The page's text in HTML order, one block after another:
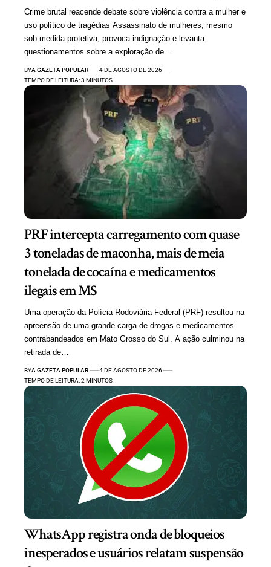
Crime brutal reacende debate sobre violência contra a mulher e
uso político de tragédias Assassinato de mulheres, mesmo
sob medida protetiva, provoca indignação e levanta
questionamentos sobre a exploração de…
BYA GAZETA POPULAR
4 DE AGOSTO DE 2026
TEMPO DE LEITURA: 3 MINUTOS
PRF intercepta carregamento com quase
3 toneladas de maconha, mais de meia
tonelada de cocaína e medicamentos
ilegais em MS
Uma operação da Polícia Rodoviária Federal (PRF) resultou na
apreensão de uma grande carga de drogas e medicamentos
contrabandeados em Mato Grosso do Sul. A ação culminou na
retirada de…
BYA GAZETA POPULAR
4 DE AGOSTO DE 2026
TEMPO DE LEITURA: 2 MINUTOS
WhatsApp registra onda de bloqueios
inesperados e usuários relatam suspensão